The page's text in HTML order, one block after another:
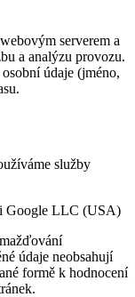
serverem a
a analýzu provozu.
údaje (jméno,
služby
Google LLC (USA)
údaje neobsahují
formě k hodnocení